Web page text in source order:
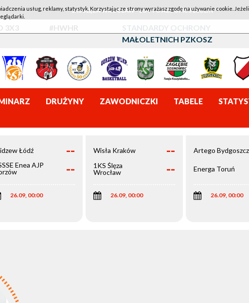
1KS ŚLĘZA WROCŁAW - LOTTO AZS UMCS LUBLIN
3X3
#HWHR
STANDARDY OCHRONY
MAŁOLETNICH PZKOSZ
DRUŻYNY ZAWODNICZKI TABELE
Łódź --
Enea AJP
--
26.09, 00:00
Wisła Kraków --
1KS Ślęza
Wrocław
--
26.09, 00:00
Artego Bydgoszcz
Energa Toruń
26.09, 00:00
usług, reklamy, statystyk. Korzystając ze strony wyrażasz zgodę na używanie cookie.